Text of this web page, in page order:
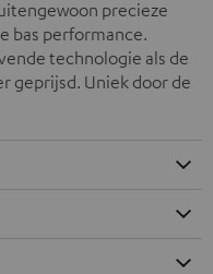
precieze
bas performance.
technologie als de
geprijsd. Uniek door de